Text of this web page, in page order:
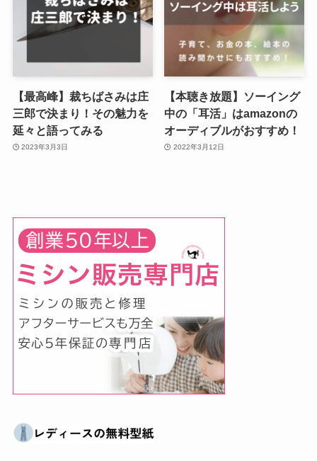
【最高峰】裁ちばさみは庄
三郎で決まり！その魅力を
延々と語ってみる
2023年3月3日
【本聴き放題】ソーイング
中の「耳活」はamazonの
オーディブルがおすすめ！
2022年3月12日